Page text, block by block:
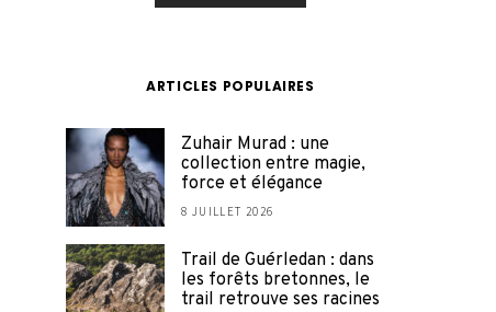
ARTICLES POPULAIRES
Zuhair Murad : une
collection entre magie,
force et élégance
8 JUILLET 2026
Trail de Guérledan : dans
les forêts bretonnes, le
trail retrouve ses racines